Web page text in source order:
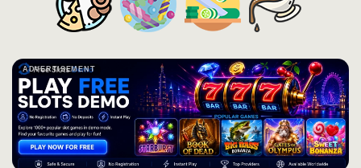
ADVERTISEMENT